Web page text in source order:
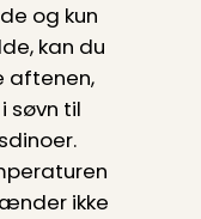
og kun
kan du
aftenen,
søvn til
ikke